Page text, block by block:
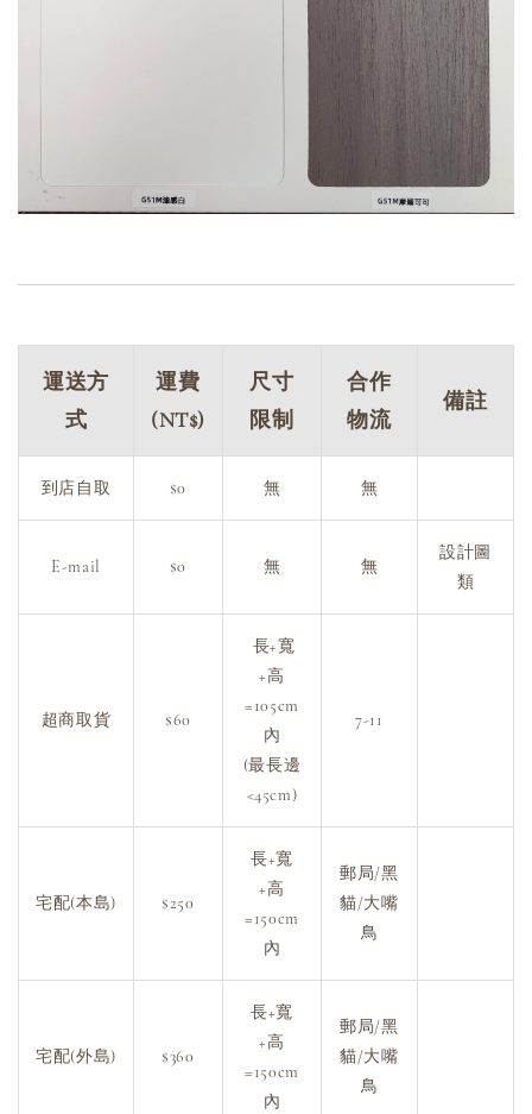
運送方
式
運費
(NT$)
尺寸
限制
合作
物流
備註
到店自取 $0 無 無
E-mail $0 無 無
設計圖
類
超商取貨 $60
長+寬
+高
=105cm
內
(最長邊
<45cm)
7-11
宅配(本島) $250
長+寬
+高
=150cm
內
郵局/黑
貓/大嘴
鳥
宅配(外島) $360
長+寬
+高
=150cm
內
郵局/黑
貓/大嘴
鳥